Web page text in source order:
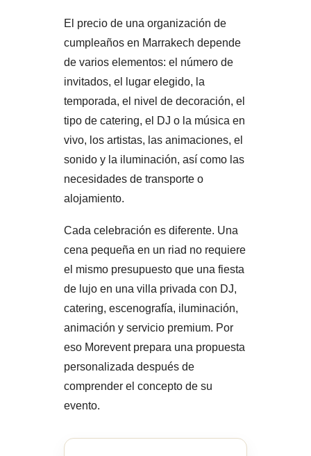
El precio de una organización de
cumpleaños en Marrakech depende
de varios elementos: el número de
invitados, el lugar elegido, la
temporada, el nivel de decoración, el
tipo de catering, el DJ o la música en
vivo, los artistas, las animaciones, el
sonido y la iluminación, así como las
necesidades de transporte o
alojamiento.
Cada celebración es diferente. Una
cena pequeña en un riad no requiere
el mismo presupuesto que una fiesta
de lujo en una villa privada con DJ,
catering, escenografía, iluminación,
animación y servicio premium. Por
eso Morevent prepara una propuesta
personalizada después de
comprender el concepto de su
evento.